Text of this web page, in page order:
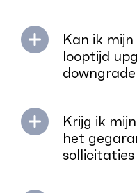
Kan ik
looptijd
Krijg ik
het